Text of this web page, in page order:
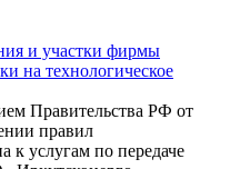
и участки фирмы
на технологическое
Правительства РФ от
правил
к услугам по передаче